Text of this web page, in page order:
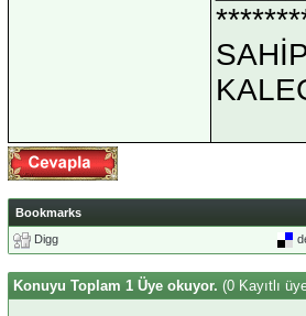
Bookmarks
Digg
Konuyu Toplam 1 Üye okuyor. (0 Kayıtlı